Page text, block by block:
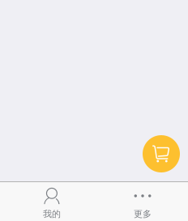
我的 更多